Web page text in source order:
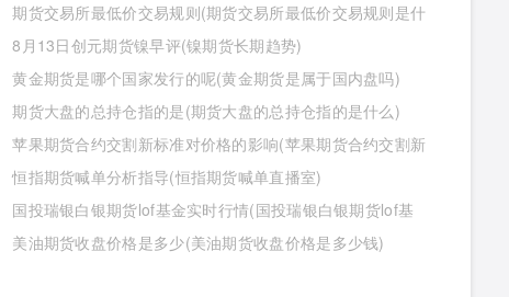
期货交易所最低价交易规则(期货交易所最低价交易规则是什
8月13日创元期货镍早评(镍期货长期趋势)
黄金期货是哪个国家发行的呢(黄金期货是属于国内盘吗)
期货大盘的总持仓指的是(期货大盘的总持仓指的是什么)
苹果期货合约交割新标准对价格的影响(苹果期货合约交割新
标准对价格的影响有哪些)
恒指期货喊单分析指导(恒指期货喊单直播室)
国投瑞银白银期货lof基金实时行情(国投瑞银白银期货lof基
金实时行情怎么样)
美油期货收盘价格是多少(美油期货收盘价格是多少钱)